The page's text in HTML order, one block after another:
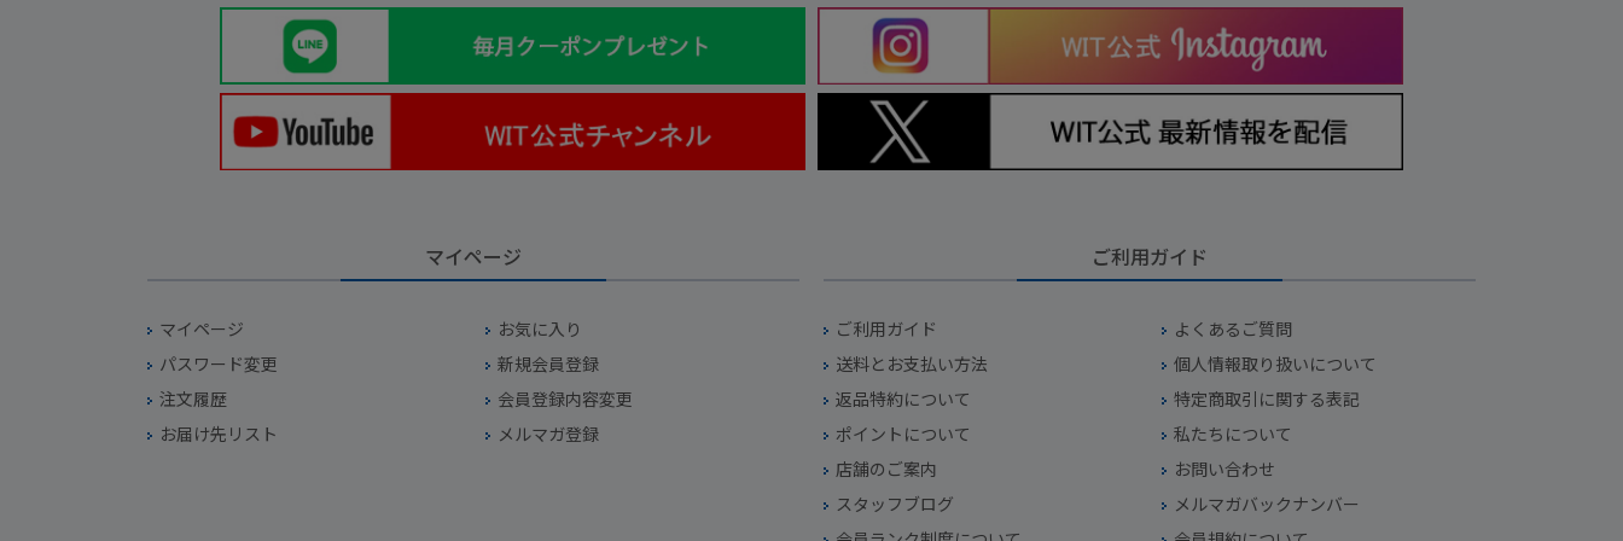
マイページ
マイページ
お気に入り
パスワード変更
新規会員登録
注文履歴
会員登録内容変更
お届け先リスト
メルマガ登録
ご利用ガイド
ご利用ガイド
よくあるご質問
送料とお支払い方法
個人情報取り扱いについて
返品特約について
特定商取引に関する表記
ポイントについて
私たちについて
店舗のご案内
お問い合わせ
スタッフブログ
メルマガバックナンバー